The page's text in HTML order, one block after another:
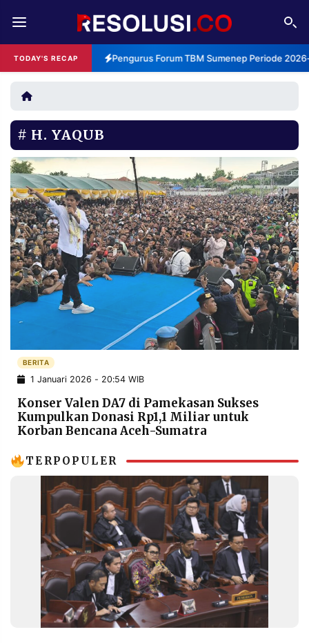
TODAY'S RECAP Pengurus Forum TBM Sumenep Periode
REDAKSI TENTANG
RESOLUSI IKLAN
RUBRIKASI
EDITORIAL AKSARA
FINANSIA PERSONA
DAERAH NASIONAL
MANCA SPORT
INFORMASI
PRIVACY
POLICY
INFORMASI
IKLAN
KIRIM
PENGADUAN TERM
SERVICE
IKUTI
RESOLUSI
MEDIA
H. YAQUB
BERITA
1 Januari 2026 - 20:54 WIB
Konser Valen DA7 di Pamekasan Sukses
Kumpulkan Donasi Rp1,1 Miliar untuk
Korban Bencana Aceh-Sumatra
TERPOPULER